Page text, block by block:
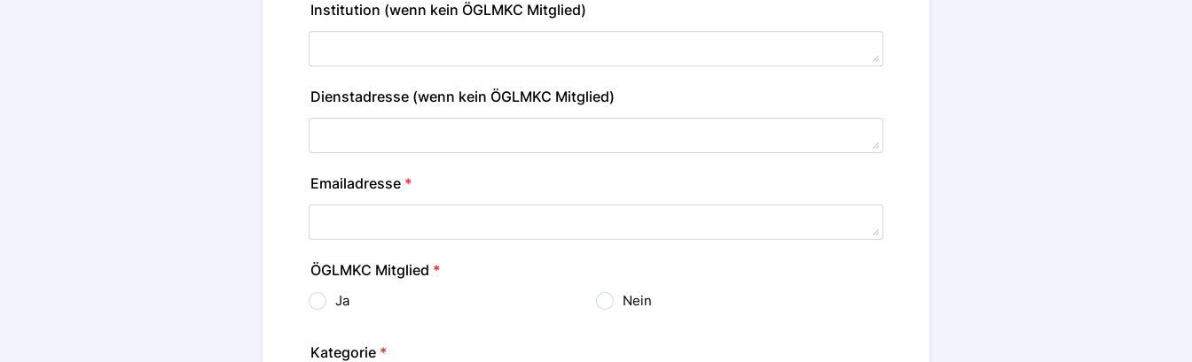
Institution (wenn kein ÖGLMKC Mitglied)
Dienstadresse (wenn kein ÖGLMKC Mitglied)
Emailadresse *
ÖGLMKC Mitglied *
Ja Nein
Kategorie *